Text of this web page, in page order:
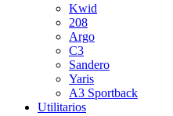
Kwid
208
Argo
C3
Sandero
Yaris
A3 Sportback
Utilitarios